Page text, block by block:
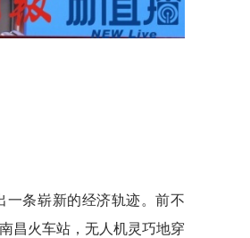
一条崭新的经济轨迹。前不
昌火车站，无人机灵巧地穿